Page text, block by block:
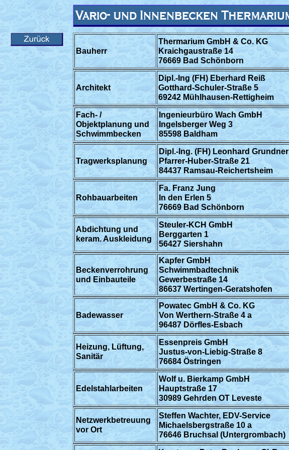
Bauherr
Thermarium GmbH & Co. KG
Kraichgaustraße 14
76669 Bad Schönborn
Architekt
Dipl.-Ing (FH) Eberhard Reiß
Gotthard-Schuler-Straße 5
69242 Mühlhausen-Rettigheim
Fach- /
Objektplanung und
Schwimmbecken
Ingenieurbüro Wach GmbH
Ingelsberger Weg 3
85598 Baldham
Tragwerksplanung
Dipl.-Ing. (FH) Leonhard Grundner
Pfarrer-Huber-Straße 21
84437 Ramsau-Reichertsheim
Rohbauarbeiten
Fa. Franz Jung
In den Erlen 5
76669 Bad Schönborn
Abdichtung und
keram. Auskleidung
Steuler-KCH GmbH
Berggarten 1
56427 Siershahn
Beckenverrohrung
und Einbauteile
Kapfer GmbH
Schwimmbadtechnik
Gewerbestraße 14
86637 Wertingen-Geratshofen
Badewasser
Powatec GmbH & Co. KG
Von Werthern-Straße 4 a
96487 Dörfles-Esbach
Heizung, Lüftung,
Sanitär
Essenpreis GmbH
Justus-von-Liebig-Straße 8
76684 Östringen
Edelstahlarbeiten
Wolf u. Bierkamp GmbH
Hauptstraße 17
30989 Gehrden OT Leveste
Netzwerkbetreuung
vor Ort
Steffen Wachter, EDV-Service
Michaelsbergstraße 10 a
76646 Bruchsal (Untergrombach)